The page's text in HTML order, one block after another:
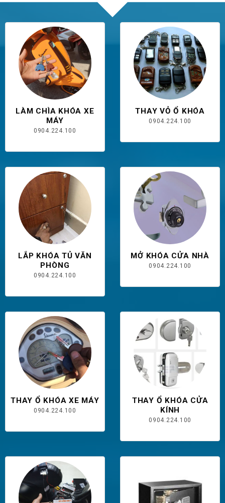
LÀM CHÌA KHÓA XE
MÁY
0904.224.100
THAY VỎ Ổ KHÓA
0904.224.100
LẮP KHÓA TỦ VĂN
PHÒNG
0904.224.100
MỞ KHÓA CỬA NHÀ
0904.224.100
THAY Ổ KHÓA XE MÁY
0904.224.100
THAY Ổ KHÓA CỬA
KÍNH
0904.224.100